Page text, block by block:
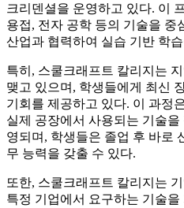
크리덴셜을 운영하고 있다. 이
용접, 전자 공학 등의 기술을 중
산업과 협력하여 실습 기반 학
특히, 스쿨크래프트 칼리지는
맺고 있으며, 학생들에게 최신
기회를 제공하고 있다. 이 과정
실제 공장에서 사용되는 기술
영되며, 학생들은 졸업 후 바로
무 능력을 갖출 수 있다.
또한, 스쿨크래프트 칼리지는
특정 기업에서 요구하는 기술